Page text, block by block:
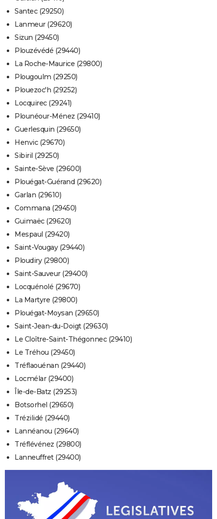
Santec (29250)
Lanmeur (29620)
Sizun (29450)
Plouzévédé (29440)
La Roche-Maurice (29800)
Plougoulm (29250)
Plouezoc'h (29252)
Locquirec (29241)
Plounéour-Ménez (29410)
Guerlesquin (29650)
Henvic (29670)
Sibiril (29250)
Sainte-Sève (29600)
Plouégat-Guérand (29620)
Garlan (29610)
Commana (29450)
Guimaëc (29620)
Mespaul (29420)
Saint-Vougay (29440)
Ploudiry (29800)
Saint-Sauveur (29400)
Locquénolé (29670)
La Martyre (29800)
Plouégat-Moysan (29650)
Saint-Jean-du-Doigt (29630)
Le Cloître-Saint-Thégonnec (29410)
Le Tréhou (29450)
Tréflaouénan (29440)
Locmélar (29400)
Île-de-Batz (29253)
Botsorhel (29650)
Trézilidé (29440)
Lannéanou (29640)
Tréflévénez (29800)
Lanneuffret (29400)